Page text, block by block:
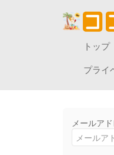
トップ
プライ
メールア